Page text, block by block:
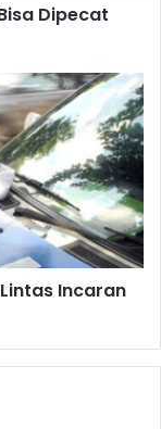
Dipecat
Incaran